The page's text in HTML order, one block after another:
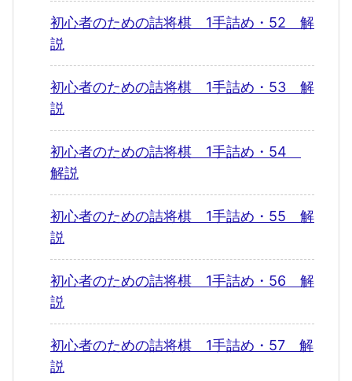
初心者のための詰将棋 1手詰め・52 解
説
初心者のための詰将棋 1手詰め・53 解
説
初心者のための詰将棋 1手詰め・54
解説
初心者のための詰将棋 1手詰め・55 解
説
初心者のための詰将棋 1手詰め・56 解
説
初心者のための詰将棋 1手詰め・57 解
説